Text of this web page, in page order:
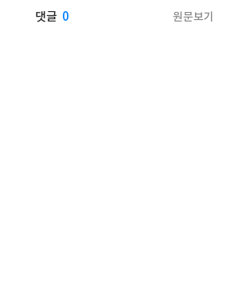
댓글 0 원문보기